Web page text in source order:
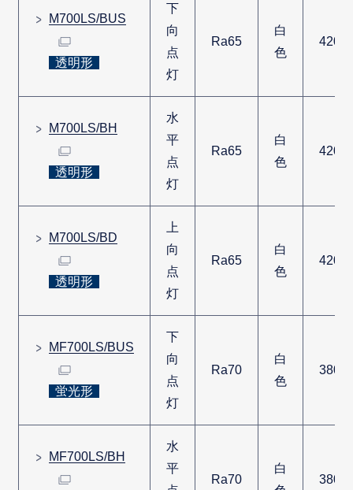
M700LS/BUS
透明形
下
向
点
灯
Ra65
白
色
M700LS/BH
透明形
水
平
点
灯
Ra65
白
色
M700LS/BD
透明形
上
向
点
灯
Ra65
白
色
MF700LS/BUS
蛍光形
下
向
点
灯
Ra70
白
色
MF700LS/BH
水
平
Ra70
白